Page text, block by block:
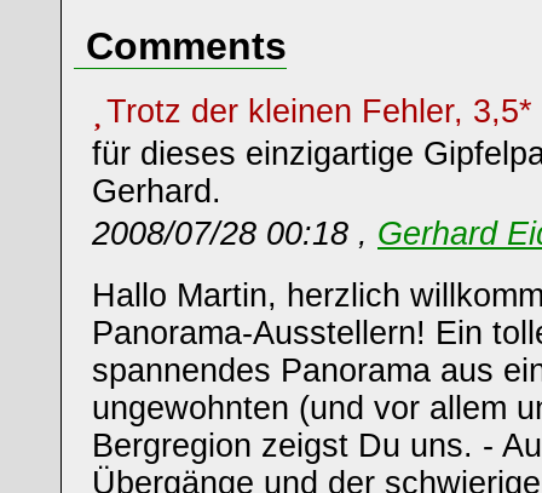
Comments
Trotz der kleinen Fehler, 3,5*
für dieses einzigartige
Gerhard.
2008/07/28 00:18 , Gerhard
Hallo Martin, herzlich
Panorama-Ausstellern! Ein
spannendes Panorama aus
ungewohnten (und vor allem
Bergregion zeigst Du uns. -
Übergänge und der